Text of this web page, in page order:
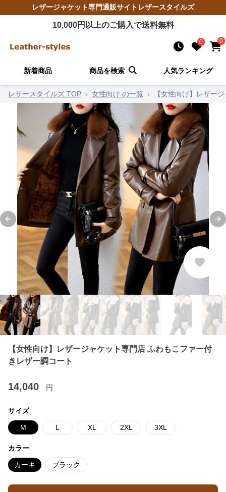
レザージャケット専門通販サイト レザースタイルズ
10,000円以上のご購入で送料無料
0 0
新着商品 商品を検索 人気ランキング
レザースタイルズ TOP › 女性向け の一覧 › 【女性向け】レザー
Previous slide
【女性向け】レザージャケット専門店 ふわもこファー付
きレザー調コート
14,040 円
サイズ
M L XL 2XL 3XL
カラー
カーキ ブラック